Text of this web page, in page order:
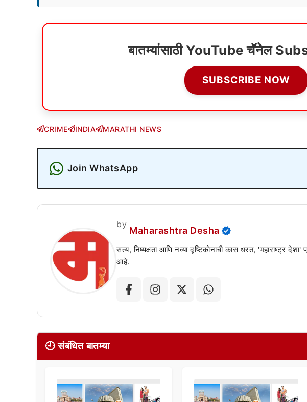
बातम्यांसाठी YouTube चॅनेल
SUBSCRIBE NOW
CRIME INDIA MARATHI NEWS
Join WhatsApp
by
Maharashtra Desha
सत्य, निष्पक्षता आणि नव्या दृष्टिकोनाची कास धरत, 'महाराष्ट्र
आहे.
🕘 संबंधित बातम्या